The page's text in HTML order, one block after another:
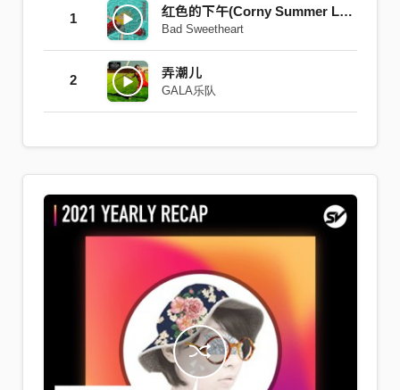
1 红色的下午(Corny Summer Light)
Bad Sweetheart
2 弄潮儿
GALA乐队